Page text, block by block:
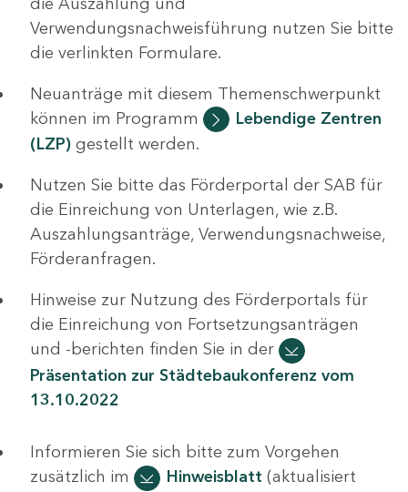
Verwendungsnachweisführung nutzen Sie bitte
die verlinkten Formulare.
Neuanträge mit diesem Themenschwerpunkt
können im Programm
Lebendige Zentren
(LZP) gestellt werden.
Nutzen Sie bitte das Förderportal der SAB für
die Einreichung von Unterlagen, wie z.B.
Auszahlungsanträge, Verwendungsnachweise,
Förderanfragen.
Hinweise zur Nutzung des Förderportals für
die Einreichung von Fortsetzungsanträgen
und -berichten finden Sie in der
Präsentation zur Städtebaukonferenz vom
13.10.2022
Informieren Sie sich bitte zum Vorgehen
zusätzlich im
Hinweisblatt (aktualisiert